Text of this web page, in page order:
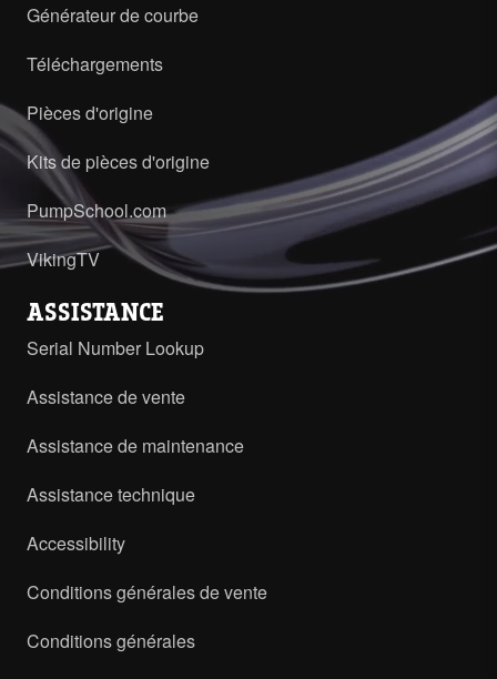
Générateur de courbe
Téléchargements
Pièces d'origine
Kits de pièces d'origine
PumpSchool.com
VikingTV
ASSISTANCE
Serial Number Lookup
Assistance de vente
Assistance de maintenance
Assistance technique
Accessibility
Conditions générales de vente
Conditions générales